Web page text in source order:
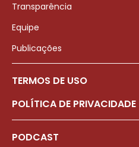
Transparência
Equipe
Publicações
TERMOS DE USO
POLÍTICA DE PRIVACIDADE
PODCAST